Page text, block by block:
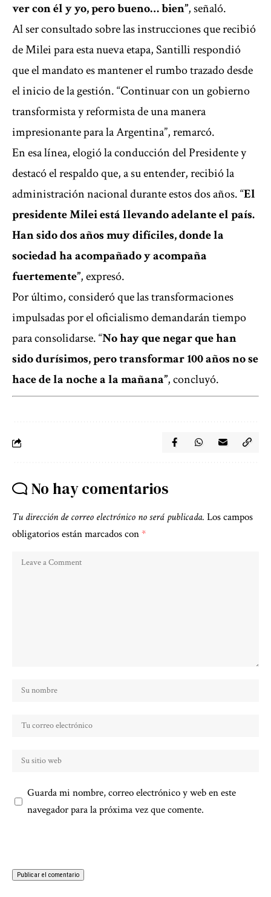
ver con él y yo, pero bueno… bien”, señaló.
Al ser consultado sobre las instrucciones que recibió
de Milei para esta nueva etapa, Santilli respondió
que el mandato es mantener el rumbo trazado desde
el inicio de la gestión. “Continuar con un gobierno
transformista y reformista de una manera
impresionante para la Argentina”, remarcó.
En esa línea, elogió la conducción del Presidente y
destacó el respaldo que, a su entender, recibió la
administración nacional durante estos dos años. “El
presidente Milei está llevando adelante el país.
Han sido dos años muy difíciles, donde la
sociedad ha acompañado y acompaña
fuertemente”, expresó.
Por último, consideró que las transformaciones
impulsadas por el oficialismo demandarán tiempo
para consolidarse. “No hay que negar que han
sido durísimos, pero transformar 100 años no se
hace de la noche a la mañana”, concluyó.
No hay comentarios
Tu dirección de correo electrónico no será publicada. Los campos
obligatorios están marcados con*
Guarda mi nombre, correo electrónico y web en este
navegador para la próxima vez que comente.